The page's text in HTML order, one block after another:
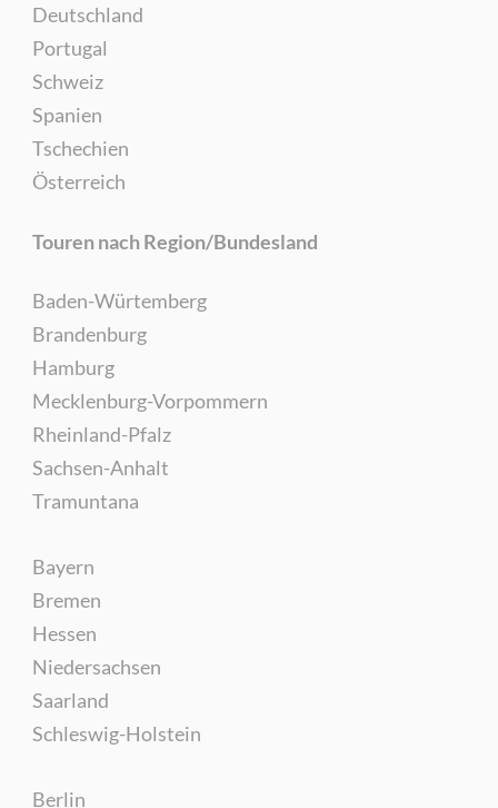
Deutschland
Portugal
Schweiz
Spanien
Tschechien
Österreich
Touren nach Region/Bundesland
Baden-Würtemberg
Brandenburg
Hamburg
Mecklenburg-Vorpommern
Rheinland-Pfalz
Sachsen-Anhalt
Tramuntana
Bayern
Bremen
Hessen
Niedersachsen
Saarland
Schleswig-Holstein
Berlin